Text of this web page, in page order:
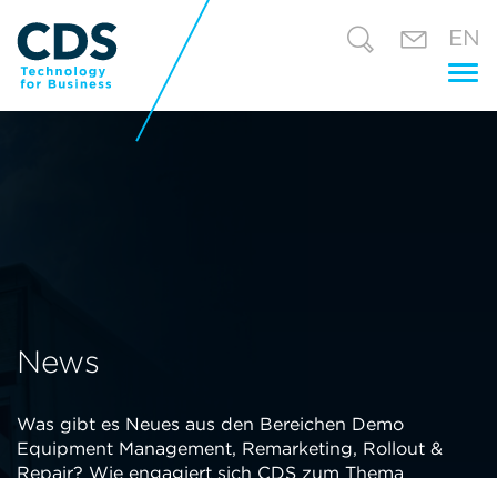
EN
News
Was gibt es Neues aus den Bereichen Demo
Equipment Management, Remarketing, Rollout &
Repair? Wie engagiert sich CDS zum Thema